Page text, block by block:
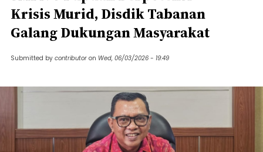
Krisis Murid, Disdik Tabanan
Galang Dukungan Masyarakat
Submitted by contributor on Wed, 06/03/2026 - 19:49